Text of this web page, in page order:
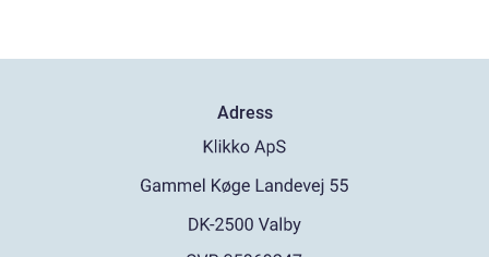
Adress